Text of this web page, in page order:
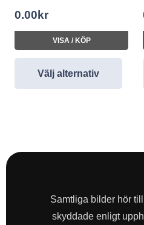
0.00 kr
VISA / KÖP
Välj alternativ
Samtliga bilder hör
skyddade enligt